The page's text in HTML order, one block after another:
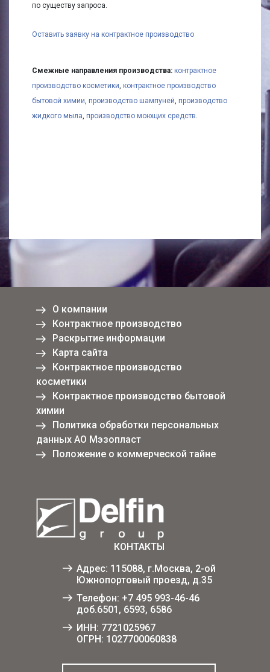
по существу запроса.
Оставить заявку на контрактное производство
Смежные направления производства: контрактное
производство косметики, контрактное производство
бытовой химии, производство шампуней, производство
жидкого мыла, производство моющих средств.
О компании
Контрактное производство
Раскрытие информации
Карта сайта
Контрактное производство
косметики
Контрактное производство бытовой
химии
Политика обработки персональных
данных АО Мэзопласт
Положение о коммерческой тайне
КОНТАКТЫ
Адрес: 115088, г.Москва, 2-ой
Южнопортовый проезд, д.35
Телефон: +7 495 993-46-46
доб.6501, 6593, 6586
ИНН: 7721025967
ОГРН: 1027700060838